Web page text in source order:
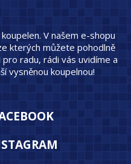
V našem e-shopu
kterých můžete pohodlně
radu, rádi vás uvidíme a
vysněnou koupelnou!